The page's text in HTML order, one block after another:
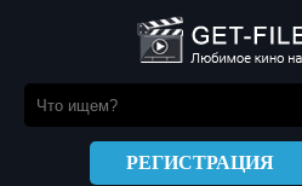
РЕГИСТРАЦИЯ